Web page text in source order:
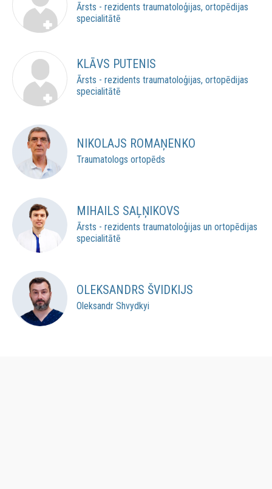
Ārsts - rezidents traumatoloģijas, ortopēdijas
specialitātē
KLĀVS PUTENIS
Ārsts - rezidents traumatoloģijas, ortopēdijas
specialitātē
NIKOLAJS ROMAŅENKO
Traumatologs ortopēds
MIHAILS SAĻŅIKOVS
Ārsts - rezidents traumatoloģijas un ortopēdijas
specialitātē
OLEKSANDRS ŠVIDKIJS
Oleksandr Shvydkyi